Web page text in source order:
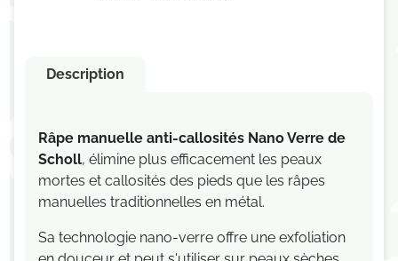
Description
Râpe manuelle anti-callosités Nano Verrede
Scholl, élimine plus efficacement les peaux
mortes et callosités des pieds que les râpes
manuelles traditionnelles en métal.
Sa technologie nano-verre offre une exfoliation